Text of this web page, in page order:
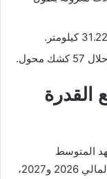
القدرة
المتوسط
والمنخفض إلى 108265 كيلومترا خلال العام المالي 2026 و2027،